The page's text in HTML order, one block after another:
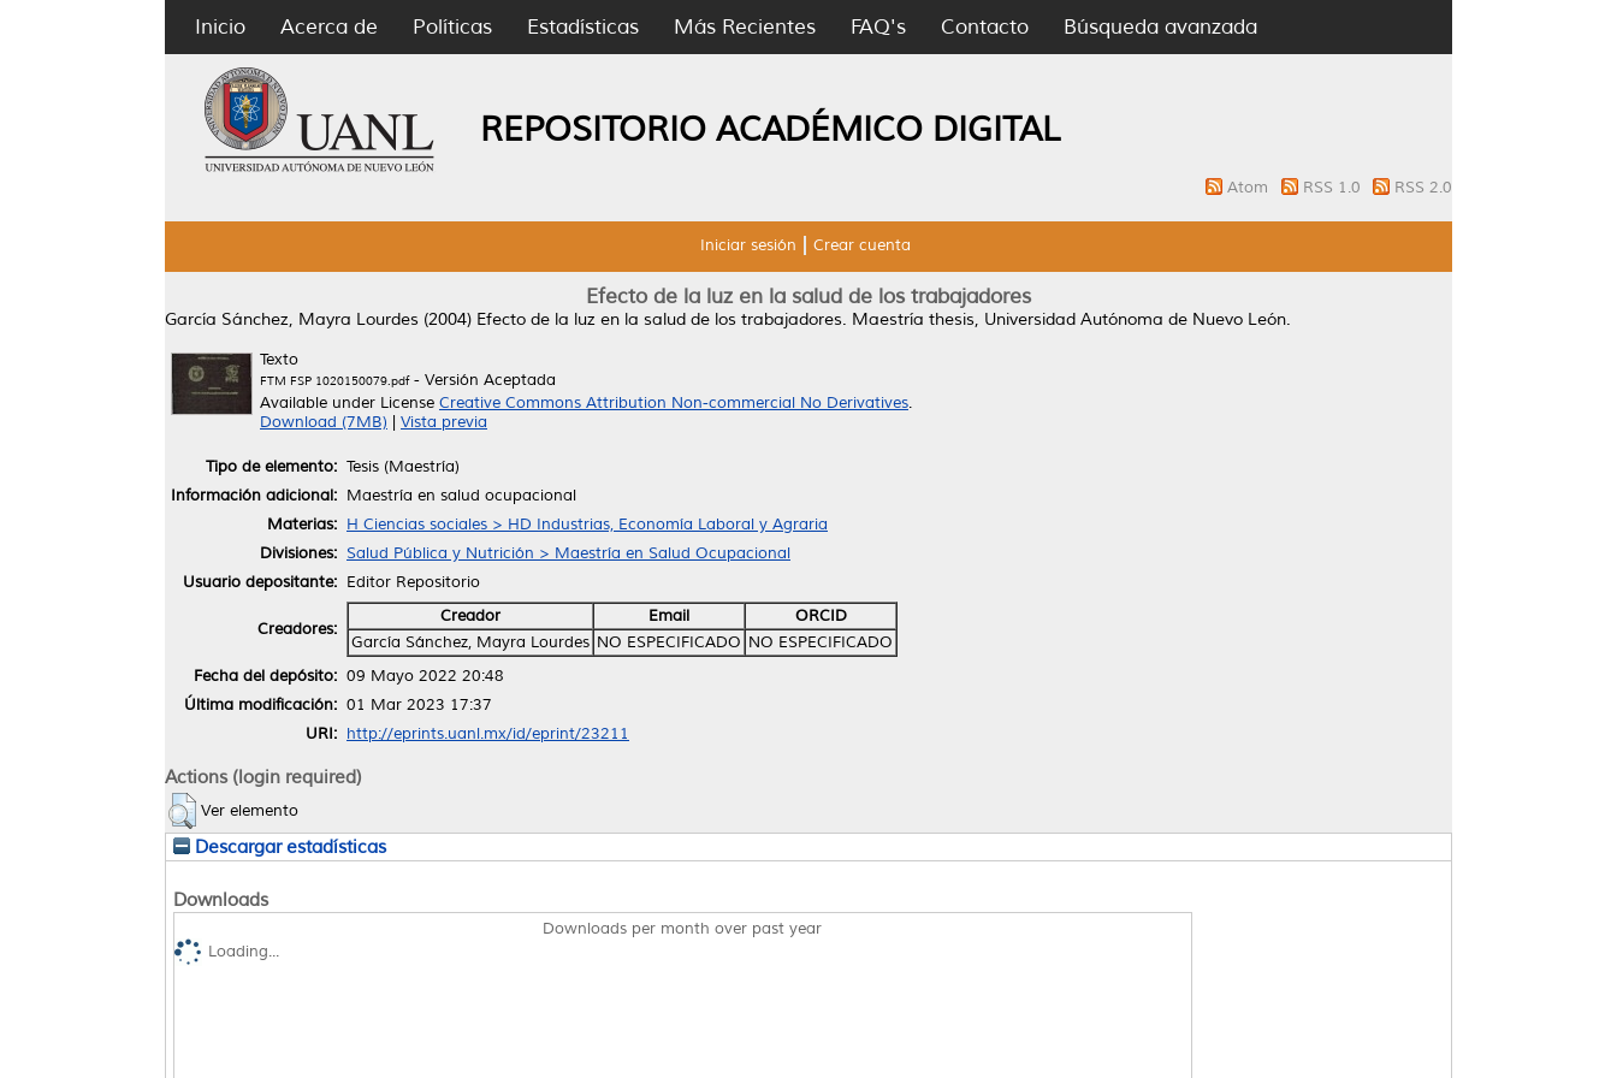
Inicio Acerca de Políticas Estadísticas Más Recientes FAQ's Contacto Búsqueda avanzada
REPOSITORIO ACADÉMICO DIGITAL
Atom RSS 1.0 RSS 2.0
Iniciar sesión Crear cuenta
Efecto de la luz en la salud de los trabajadores
García Sánchez, Mayra Lourdes (2004) Efecto de la luz en la salud de los trabajadores. Maestría thesis, Universidad Autónoma de Nuevo León.
Texto
FTM FSP 1020150079.pdf- Versión Aceptada
Available under License Creative Commons Attribution Non-commercial No Derivatives.
Download (7MB)
Vista previa
Tipo de elemento: Tesis (Maestría)
Información adicional: Maestría en salud ocupacional
Materias: H Ciencias sociales > HD Industrias, Economía Laboral y Agraria
Divisiones: Salud Pública y Nutrición > Maestría en Salud Ocupacional
Usuario depositante: Editor Repositorio
Creadores:
Creador Email
ORCID
García Sánchez, Mayra Lourdes NO ESPECIFICADO NO ESPECIFICADO
Fecha del depósito: 09 Mayo 2022 20:48
Última modificación: 01 Mar 2023 17:37
URI: http://eprints.uanl.mx/id/eprint/23211
Actions (login required)
Ver elemento
Descargar estadísticas
Downloads
Downloads per month over past year
Loading...